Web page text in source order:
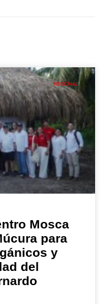
REGIONAL
Mosca
para
y
del